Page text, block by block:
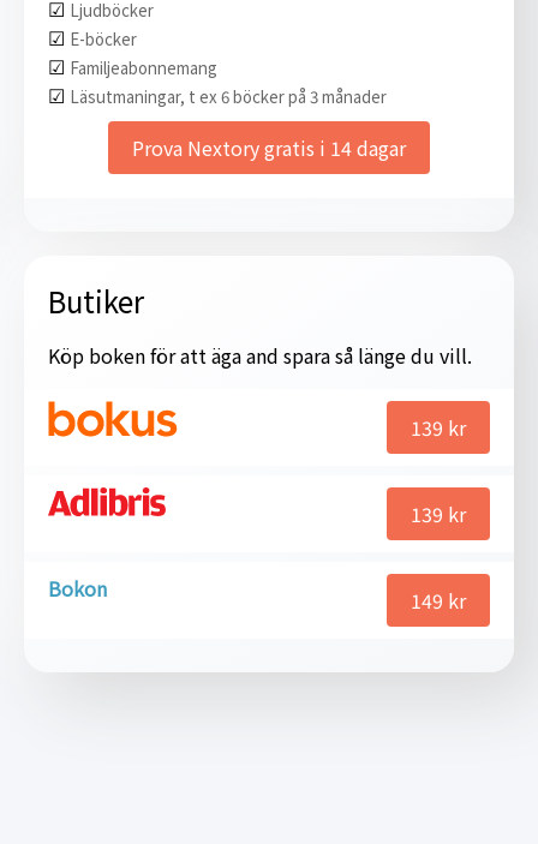
☑︎ Ljudböcker
☑︎ E-böcker
☑︎ Familjeabonnemang
☑︎ Läsutmaningar, t ex 6 böcker på 3 månader
Prova Nextory gratis i 14 dagar
Butiker
Köp boken för att äga and spara så länge du vill.
139 kr
139 kr
Bokon 149 kr